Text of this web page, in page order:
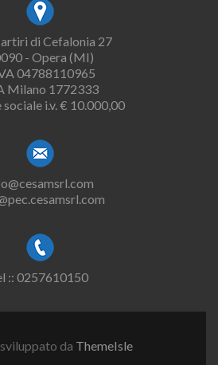
di Cefalonia 27
- Opera (MI)
04788110965
Milano 1772333
i.v. € 10.000,00
:: 0257610150
sviluppato da ThemeIsle